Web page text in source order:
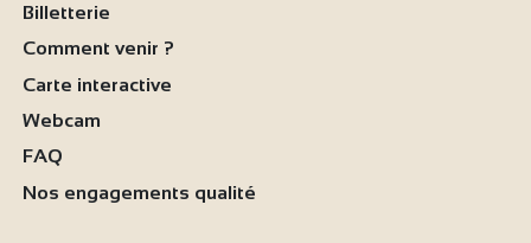
Billetterie
Comment venir ?
Carte interactive
Webcam
FAQ
Nos engagements qualité